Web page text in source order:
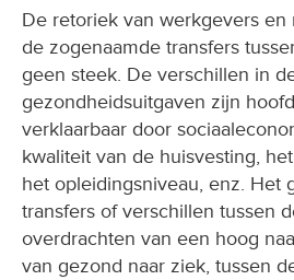
De retoriek van werkgevers en
de zogenaamde transfers
geen steek. De verschillen in
gezondheidsuitgaven zijn
verklaarbaar door
kwaliteit van de huisvesting,
het opleidingsniveau, enz. Het
transfers of verschillen tussen
overdrachten van een hoog
van gezond naar ziek, tussen